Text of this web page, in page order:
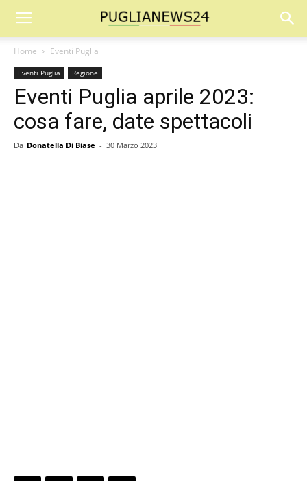
Home Eventi Puglia
Eventi Puglia Regione
Eventi Puglia aprile 2023:
cosa fare, date spettacoli
Da Donatella Di Biase - 30 Marzo 2023